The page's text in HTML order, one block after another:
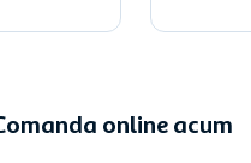
online acum